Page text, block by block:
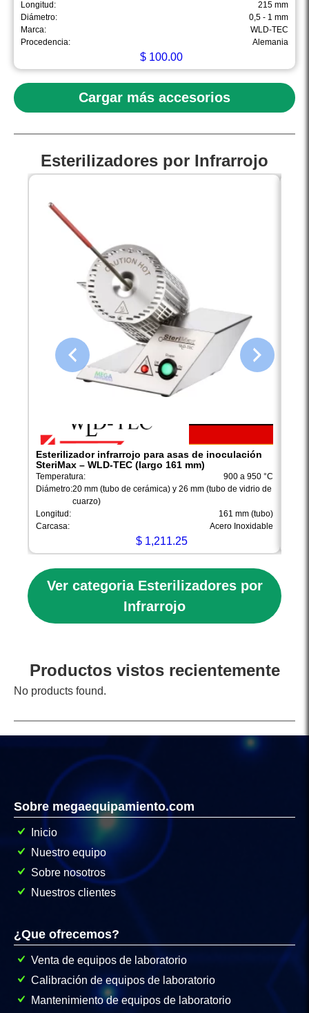
Longitud:
215 mm
Diámetro:
0,5 - 1 mm
Marca:
WLD-TEC
Procedencia:
Alemania
$ 100.00
Cargar más accesorios
Esterilizadores por Infrarrojo
Esterilizador infrarrojo para asas de inoculación
SteriMax – WLD-TEC (largo 161 mm)
Temperatura:
900 a 950 °C
Diámetro:20 mm (tubo de cerámica) y 26 mm (tubo de vidrio de
cuarzo)
Longitud:
161 mm (tubo)
Carcasa:
Acero Inoxidable
$1,211.25
Ver categoria Esterilizadores por
Infrarrojo
Productos vistos recientemente
No products found.
Sobre megaequipamiento.com
Inicio
Nuestro equipo
Sobre nosotros
Nuestros clientes
¿Que ofrecemos?
Venta de equipos de laboratorio
Calibración de equipos de laboratorio
Mantenimiento de equipos de laboratorio